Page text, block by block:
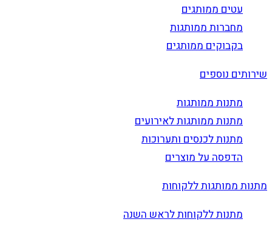
עטים ממותגים
מחברות ממותגות
בקבוקים ממותגים
שירותים נוספים
מתנות ממותגות
מתנות ממותגות לאירועים
מתנות לכנסים ותערוכות
הדפסה על מוצרים
מתנות ממותגות ללקוחות
מתנות ללקוחות לראש השנה